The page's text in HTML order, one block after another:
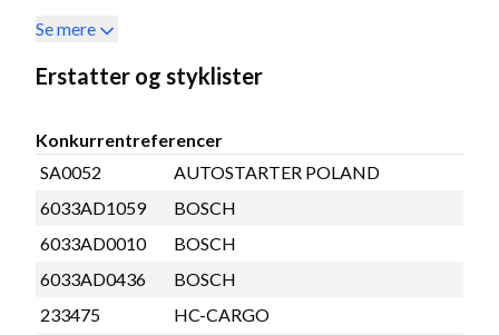
Se mere
Erstatter og styklister
Konkurrentreferencer
SA0052
AUTOSTARTER POLAND
6033AD1059
BOSCH
6033AD0010
BOSCH
6033AD0436
BOSCH
233475
HC-CARGO